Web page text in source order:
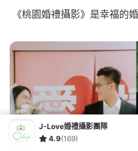
J-Love婚禮攝影團隊
4.9(169)